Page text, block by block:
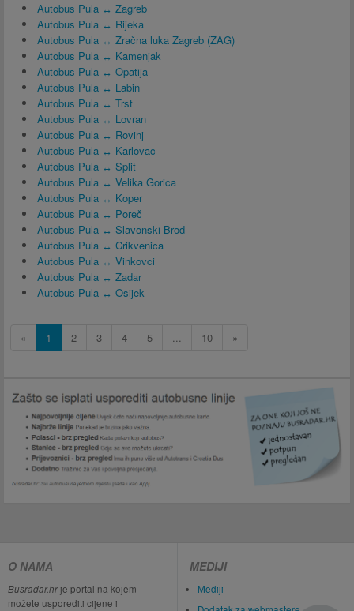
Autobus Pula ↔ Zagreb
Autobus Pula ↔ Rijeka
Autobus Pula ↔ Zračna luka Zagreb (ZAG)
Autobus Pula ↔ Kamenjak
Autobus Pula ↔ Opatija
Autobus Pula ↔ Labin
Autobus Pula ↔ Trst
Autobus Pula ↔ Lovran
Autobus Pula ↔ Rovinj
Autobus Pula ↔ Karlovac
Autobus Pula ↔ Split
Autobus Pula ↔ Velika Gorica
Autobus Pula ↔ Koper
Autobus Pula ↔ Poreč
Autobus Pula ↔ Slavonski Brod
Autobus Pula ↔ Crikvenica
Autobus Pula ↔ Vinkovci
Autobus Pula ↔ Zadar
Autobus Pula ↔ Osijek
« 1 2 3 4 5 ... 10 »
O NAMA
Busradar.hrje portal na kojem
možete usporediti cijene i
MEDIJI
Mediji